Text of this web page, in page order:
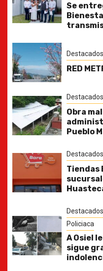
Se
Destacados
RED
Destacados
Obra
Pueblo
Destacados
Tiendas
Destacados
Policiaca
A Osiel
sigue